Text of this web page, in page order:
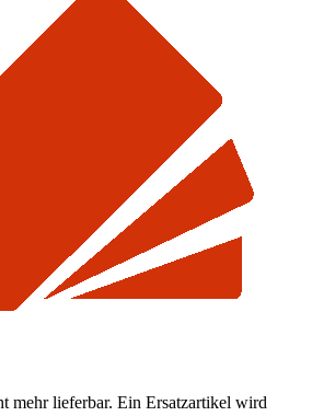
mehr lieferbar. Ein Ersatzartikel wird